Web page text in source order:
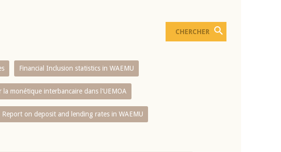
Financial Inclusion statistics in WAEMU
la monétique interbancaire dans l'UEMOA
Report on deposit and lending rates in WAEMU